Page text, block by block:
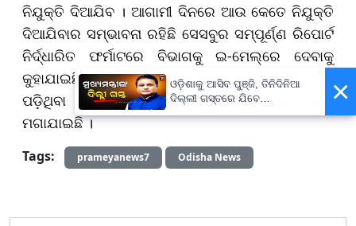
ନିଯୁକ୍ତି ଦିଆଯିବ । ଆଗାମୀ ଦିନରେ ଆଉ କେତେ ନିଯୁକ୍ତି
ଦିଆଯିବାର ସମ୍ଭାବନା ରହିଛି ସେସବୁର ସମ୍ପୂର୍ଣ୍ଣ ରିପୋର୍ଟ
ନିର୍ଦ୍ଧାରିତ ଫର୍ମାଟରେ ବିଭାଗକୁ ଇ-ମେଲ୍‌ରେ ଦେବାକୁ
କୁହାଯାଇଛି । କେବଳ ସେତିକି ନୁହେଁ ପିଏସୟୁରେ ଖାଲି
ପଡ଼ିଥିବା ପଦବୀ ଓ ମୋଟ୍ କର୍ମଚାରୀଙ୍କ ସଂଖ୍ୟା ମଧ୍ୟ
ମଗାଯାଇଛି ।
Tags: prameyanews7 Odisha News
×
ଓଡ଼ିଶାକୁ ଆସିବ ପୁଞ୍ଜି, ତିନିଦିନିଆ
ଦିଲ୍ଲୀ ଗସ୍ତରେ ଯିବେ
ମୁଖ୍ୟମନ୍ତ୍ରୀ ମୋହନ ମାଝୀ